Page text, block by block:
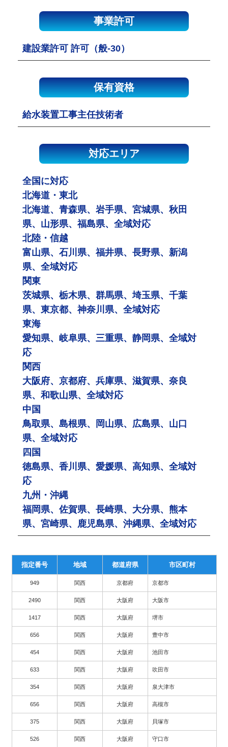
事業許可
建設業許可 許可（般-30）
保有資格
給水装置工事主任技術者
対応エリア
全国に対応
北海道・東北
北海道、青森県、岩手県、宮城県、秋田
県、山形県、福島県、全域対応
北陸・信越
富山県、石川県、福井県、長野県、新潟
県、全域対応
関東
茨城県、栃木県、群馬県、埼玉県、千葉
県、東京都、神奈川県、全域対応
東海
愛知県、岐阜県、三重県、静岡県、全域対
応
関西
大阪府、京都府、兵庫県、滋賀県、奈良
県、和歌山県、全域対応
中国
鳥取県、島根県、岡山県、広島県、山口
県、全域対応
四国
徳島県、香川県、愛媛県、高知県、全域対
応
九州・沖縄
福岡県、佐賀県、長崎県、大分県、熊本
県、宮崎県、鹿児島県、沖縄県、全域対応
指定番号 地域 都道府県 市区町村
949 関西 京都府 京都市
2490 関西 大阪府 大阪市
1417 関西 大阪府 堺市
656 関西 大阪府 豊中市
454 関西 大阪府 池田市
633 関西 大阪府 吹田市
354 関西 大阪府 泉大津市
656 関西 大阪府 高槻市
375 関西 大阪府 貝塚市
526 関西 大阪府 守口市